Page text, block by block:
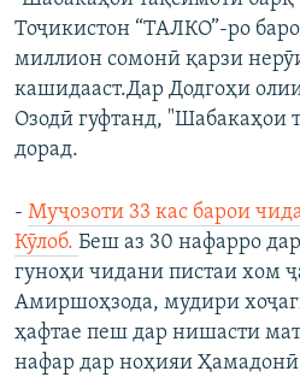
Тоҷикистон “ТАЛКО”-ро
миллион сомонӣ қарзи
кашидааст.Дар Додгоҳи
Озодӣ гуфтанд, "Шабакаҳои
дорад.
- Муҷозоти 33 кас барои
Кӯлоб. Беш аз 30 нафарро
гуноҳи чидани пистаи хом
Амиршоҳзода, мудири
ҳафтае пеш дар нишасти
нафар дар ноҳияи